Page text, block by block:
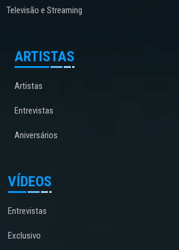
Televisão e Streaming
ARTISTAS
Artistas
Entrevistas
Aniversários
VÍDEOS
Entrevistas
Exclusivo